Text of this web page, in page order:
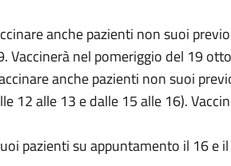
anche pazienti non suoi
Vaccinerà nel pomeriggio del 19
anche pazienti non suoi
12 alle 13 e dalle 15 alle 16).
pazienti su appuntamento il 16 e